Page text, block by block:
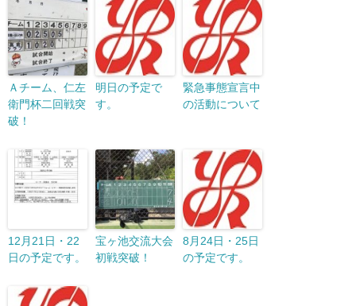
Ａチーム、仁左
衛門杯二回戦突
破！
明日の予定で
す。
緊急事態宣言中
の活動について
12月21日・22
日の予定です。
宝ヶ池交流大会
初戦突破！
8月24日・25日
の予定です。